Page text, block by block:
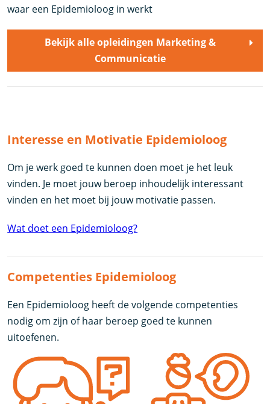
waar een Epidemioloog in werkt
Bekijk alle opleidingen Marketing &
Communicatie
Interesse en Motivatie Epidemioloog
Om je werk goed te kunnen doen moet je het leuk
vinden. Je moet jouw beroep inhoudelijk interessant
vinden en het moet bij jouw motivatie passen.
Wat doet een Epidemioloog?
Competenties Epidemioloog
Een Epidemioloog heeft de volgende competenties
nodig om zijn of haar beroep goed te kunnen
uitoefenen.